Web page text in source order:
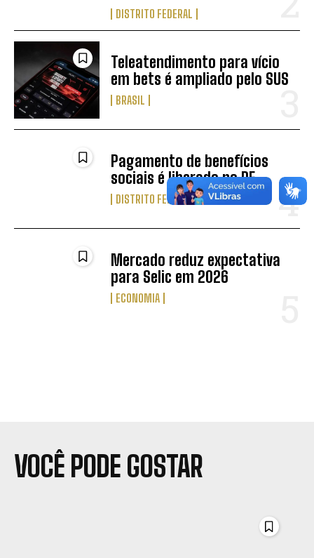
DISTRITO FEDERAL
Teleatendimento para vício
em bets é ampliado pelo SUS
BRASIL
Pagamento de benefícios
sociais é liberado no DF
DISTRITO FEDERAL
Mercado reduz expectativa
para Selic em 2026
ECONOMIA
VOCÊ PODE GOSTAR